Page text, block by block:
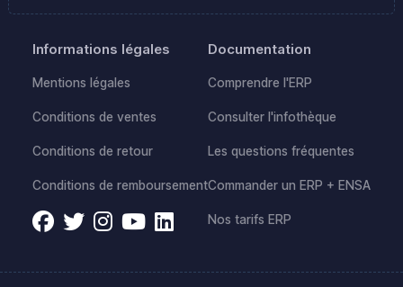
Informations légales
Mentions légales
Conditions de ventes
Conditions de retour
Conditions de remboursement
Documentation
Comprendre l'ERP
Consulter l'infothèque
Les questions fréquentes
Commander un ERP + ENSA
Nos tarifs ERP